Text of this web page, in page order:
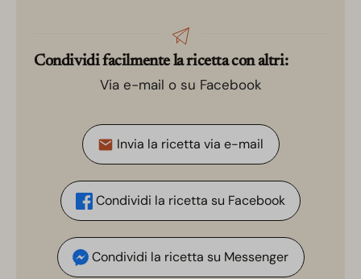
Condividi facilmente la ricetta con altri:
Via e-mail o su Facebook
Invia la ricetta via e-mail
Condividi la ricetta su Facebook
Condividi la ricetta su Messenger